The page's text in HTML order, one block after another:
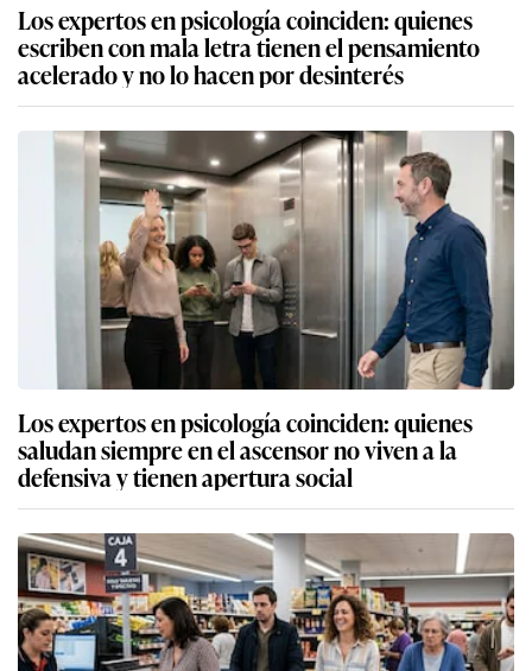
Los expertos en psicología coinciden: quienes
escriben con mala letra tienen el pensamiento
acelerado y no lo hacen por desinterés
Los expertos en psicología coinciden: quienes
saludan siempre en el ascensor no viven a la
defensiva y tienen apertura social